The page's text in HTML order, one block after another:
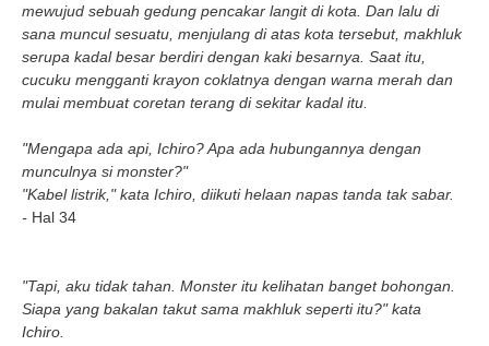
mewujud sebuah gedung pencakar langit di kota. Dan lalu di
sana muncul sesuatu, menjulang di atas kota tersebut, makhluk
serupa kadal besar berdiri dengan kaki besarnya. Saat itu,
cucuku mengganti krayon coklatnya dengan warna merah dan
mulai membuat coretan terang di sekitar kadal itu.
"Mengapa ada api, Ichiro? Apa ada hubungannya dengan
munculnya si monster?"
"Kabel listrik," kata Ichiro, diikuti helaan napas tanda tak sabar.
- Hal 34
"Tapi, aku tidak tahan. Monster itu kelihatan banget bohongan.
Siapa yang bakalan takut sama makhluk seperti itu?" kata
Ichiro.